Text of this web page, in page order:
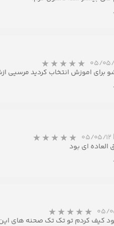
۰۵/۱۱
برای اموزش انتخاب کردید مرسیی
| ۰۵/۰۵/۱۲
ای بود
۱۳
کیف کردم تو تک تک صحنه های